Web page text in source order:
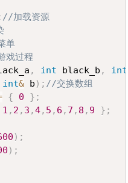
//加载资源
单
戏过程
, int black_b , int
int& b ) ; //交换数组
{ 0 } ;
1 , 2 , 3 ,4, 5 , 6 , 7 , 8 , 9 } ;
) ;
) ;